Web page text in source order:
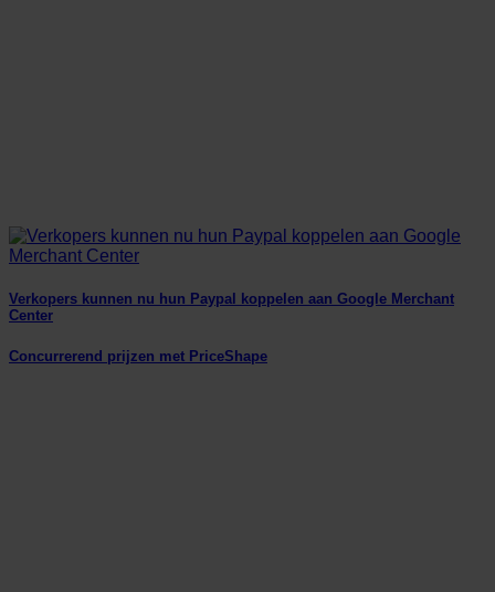
Verkopers kunnen nu hun Paypal koppelen aan Google Merchant
Center
Concurrerend prijzen met PriceShape